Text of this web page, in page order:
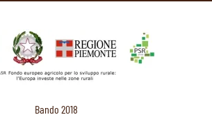
Bando 2018